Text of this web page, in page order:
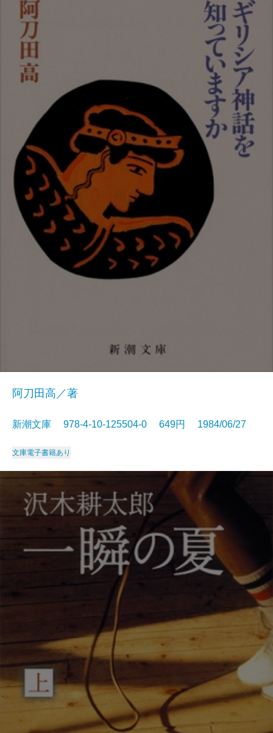
阿刀田高／著
新潮文庫 978-4-10-125504-0 649円 1984/06/27
文庫電子書籍あり